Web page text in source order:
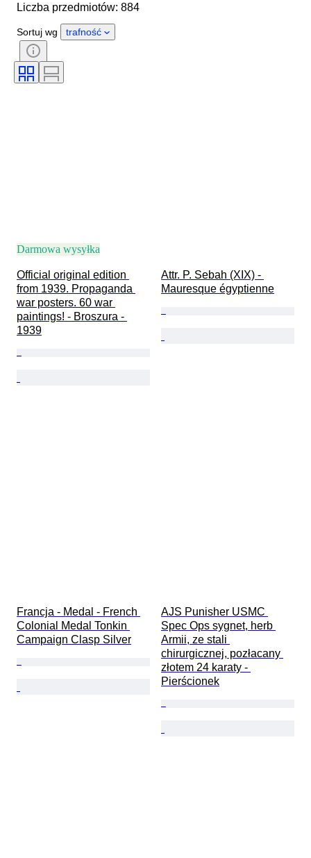
Płeć
Stan
Okres
Tematyka
Podpis
Język
Liczba przedmiotów: 884
Sortuj wg trafność
Darmowa wysyłka
Official original edition
from 1939. Propaganda
war posters. 60 war
paintings! - Broszura -
1939
Attr. P. Sebah (XIX) -
Mauresque égyptienne
Francja - Medal - French
Colonial Medal Tonkin
Campaign Clasp Silver
AJS Punisher USMC
Spec Ops sygnet, herb
Armii, ze stali
chirurgicznej, pozłacany
złotem 24 karaty -
Pierścionek